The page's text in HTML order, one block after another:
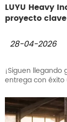
LUYU Heavy
proyecto
28-04-2026
¡Siguen llegando
entrega con